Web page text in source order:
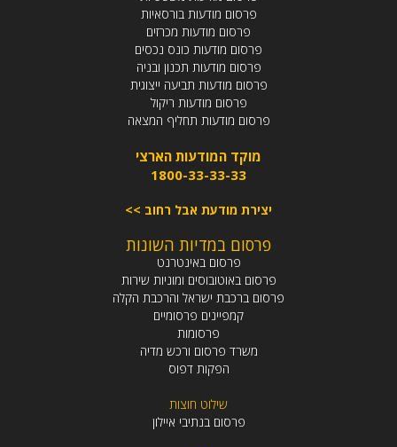
פרסום מודעות בורסאיות
פרסום מודעות מכרזים
פרסום מודעות כונס נכסים
פרסום מודעות תכנון ובניה
פרסום מודעות תביעה ייצוגית
פרסום מודעות ריקול
פרסום מודעות תחליף המצאה
מוקד המודעות הארצי
1800-33-33-33
יצירת מודעת אבל רחוב >>
פרסום במדיות השונות
פרסום באינטרנט
פרסום באוטובוסים ומוניות שירות
פרסום ברכבת ישראל והרכבת הקלה
קמפיינים פרסומיים
פרסומות
משרד פרסום ורכש מדיה
הפקות דפוס
שילוט חוצות
פרסום בנתיבי איילון